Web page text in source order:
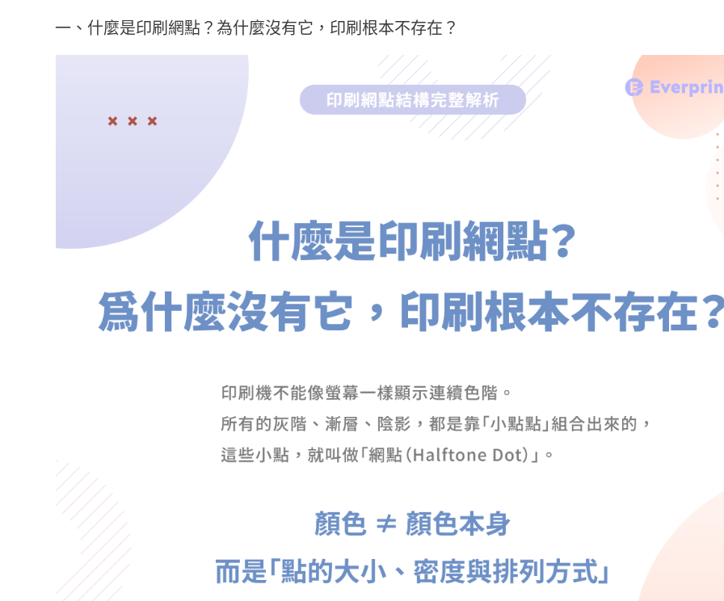
一、什麼是印刷網點？為什麼沒有它，印刷根本不存在？